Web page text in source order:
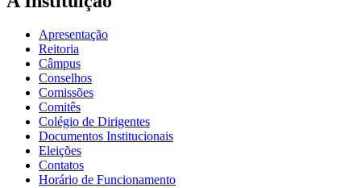
Apresentação
Reitoria
Câmpus
Conselhos
Comissões
Comitês
Colégio de Dirigentes
Documentos Institucionais
Eleições
Contatos
Horário de Funcionamento